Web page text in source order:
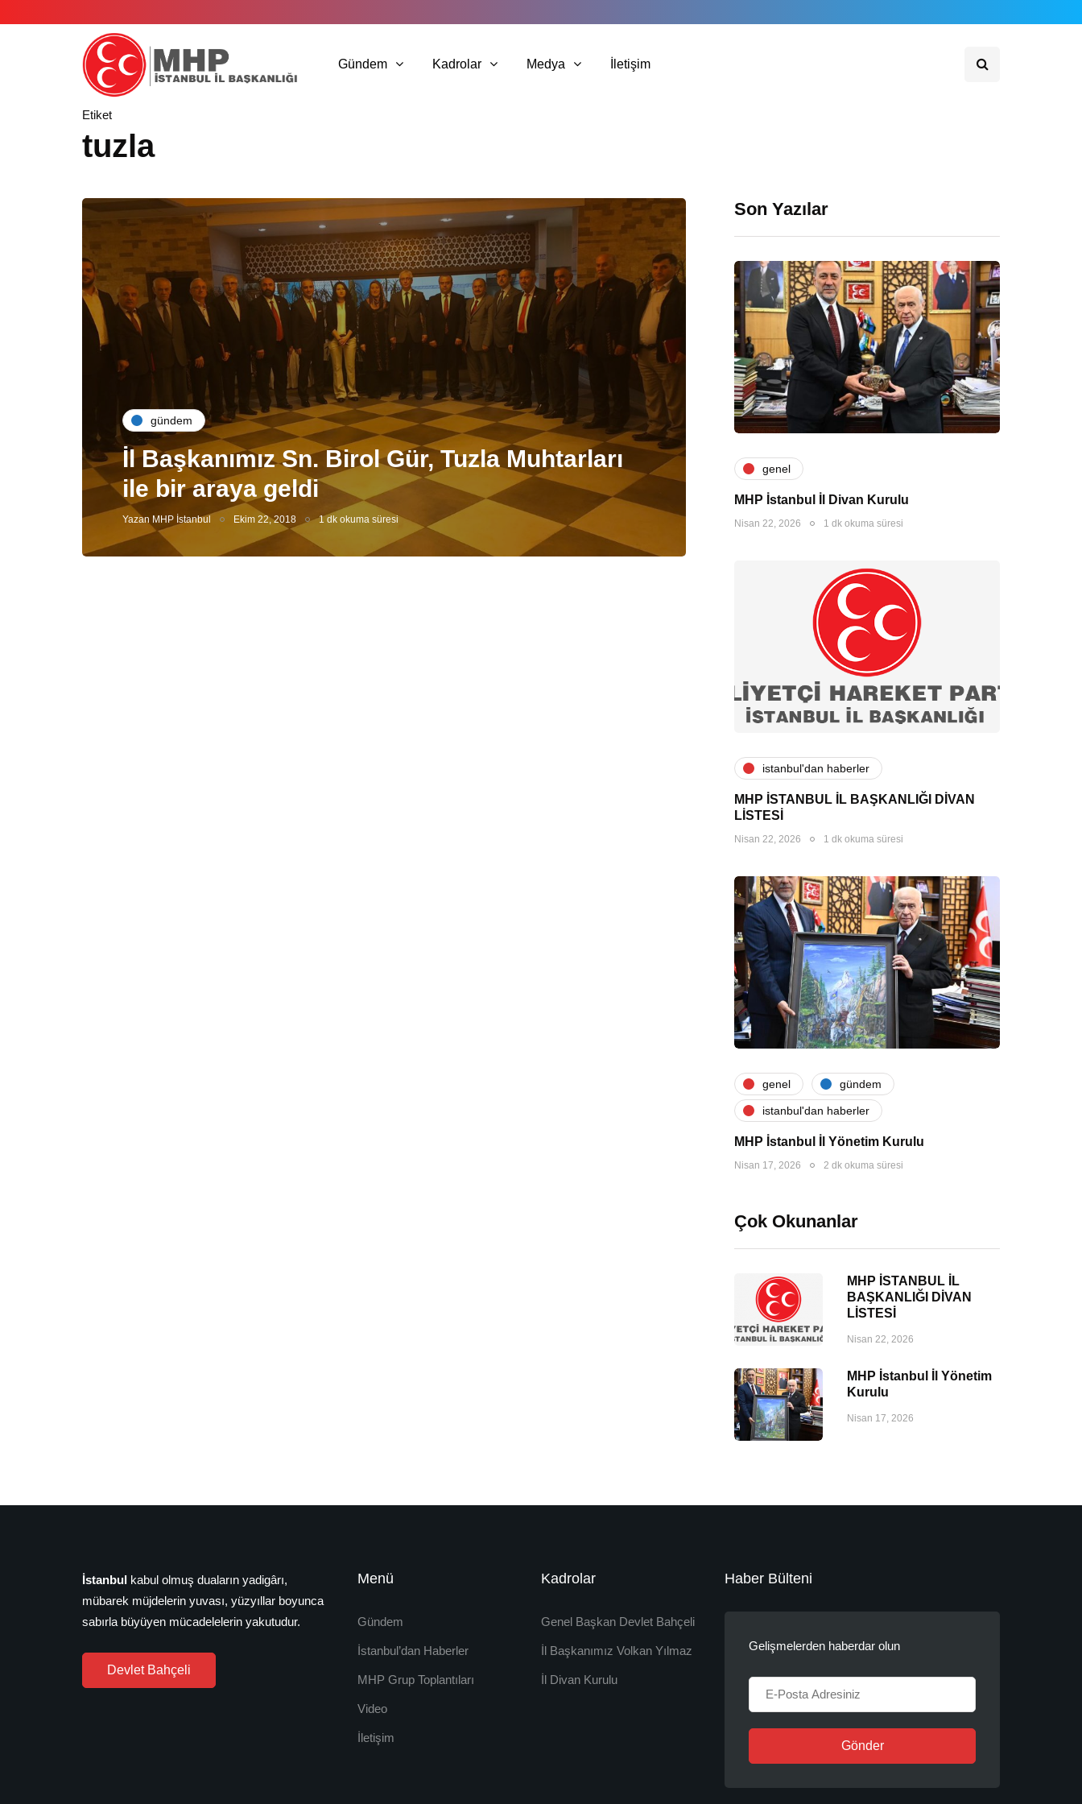
Gündem Kadrolar Medya İletişim
Etiket
tuzla
gündem
İl Başkanımız Sn. Birol Gür, Tuzla Muhtarları
ile bir araya geldi
Yazan MHP İstanbul Ekim 22, 2018 1 dk okuma süresi
Son Yazılar
genel
MHP İstanbul İl Divan Kurulu
Nisan 22, 2026 1 dk okuma süresi
i̇stanbul'dan haberler
MHP İSTANBUL İL BAŞKANLIĞI DİVAN
LİSTESİ
Nisan 22, 2026 1 dk okuma süresi
genel gündem
i̇stanbul'dan haberler
MHP İstanbul İl Yönetim Kurulu
Nisan 17, 2026 2 dk okuma süresi
Çok Okunanlar
MHP İSTANBUL İL
BAŞKANLIĞI DİVAN
LİSTESİ
Nisan 22, 2026
MHP İstanbul İl Yönetim
Kurulu
Nisan 17, 2026
İstanbul kabul olmuş duaların yadigârı,
mübarek müjdelerin yuvası, yüzyıllar boyunca
sabırla büyüyen mücadelelerin yakutudur.
Devlet Bahçeli
Menü
Gündem
İstanbul’dan Haberler
MHP Grup Toplantıları
Video
İletişim
Kadrolar
Genel Başkan Devlet Bahçeli
İl Başkanımız Volkan Yılmaz
İl Divan Kurulu
Haber Bülteni
Gelişmelerden haberdar olun
Gönder